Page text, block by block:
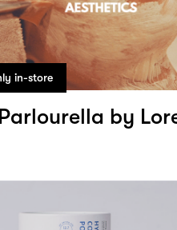
in-store
Parlourella by